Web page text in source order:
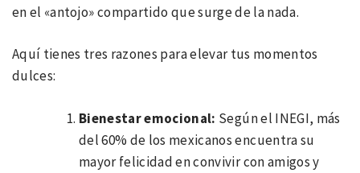
en el «antojo» compartido que surge de la nada.
Aquí tienes tres razones para elevar tus momentos
dulces:
Bienestar emocional: Según el INEGI, más
del 60% de los mexicanos encuentra su
mayor felicidad en convivir con amigos y